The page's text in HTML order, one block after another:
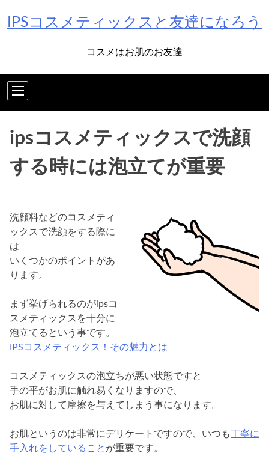
IPSコスメティックスと友達になろう
コスメはお肌のお友達
ipsコスメティックスで洗顔
する時には泡立てが重要
洗顔料などのコスメティ
ックスで洗顔をする際に
は
いくつかのポイントがあ
ります。
まず挙げられるのがipsコ
スメティックスを十分に
泡立てるという事です。
IPSコスメティックス！その魅力とは
コスメティックスの泡立ちが悪い状態ですと
手の平がお肌に触れ易くなりますので、
お肌に対して摩擦を与えてしまう事になります。
お肌というのは非常にデリケートですので、いつも丁寧に
手入れをしていること が重要です。